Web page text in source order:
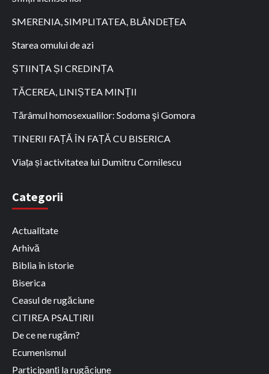
SMERENIA, SIMPLITATEA, BLÂNDEȚEA
Starea omului de azi
ȘTIINȚA ȘI CREDINȚA
TĂCEREA, LINIȘTEA MINȚII
Tărâmul homosexualilor: Sodoma şi Gomora
TINERII FAȚĂ ÎN FAȚĂ CU BISERICA
Viața și activitatea lui Dumitru Cornilescu
Categorii
Actualitate
Arhivă
Biblia în istorie
Biserica
Ceasul de rugăciune
CITIREA PSALTIRII
De ce ne rugăm?
Ecumenismul
Participanți la rugăciune